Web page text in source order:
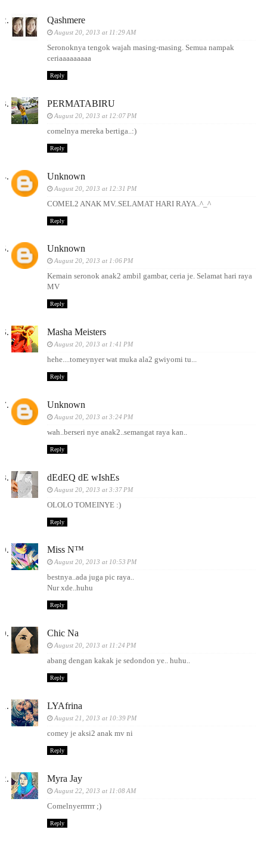
Qashmere
August 20, 2013 at 11:29 AM
Seronoknya tengok wajah masing-masing. Semua nampak
ceriaaaaaaaaa
Reply
PERMATABIRU
August 20, 2013 at 12:07 PM
comelnya mereka bertiga..:)
Reply
Unknown
August 20, 2013 at 12:31 PM
COMEL2 ANAK MV..SELAMAT HARI RAYA..^_^
Reply
Unknown
August 20, 2013 at 1:06 PM
Kemain seronok anak2 ambil gambar, ceria je. Selamat hari raya
MV
Reply
Masha Meisters
August 20, 2013 at 1:41 PM
hehe....tomeynyer wat muka ala2 gwiyomi tu...
Reply
Unknown
August 20, 2013 at 3:24 PM
wah..berseri nye anak2..semangat raya kan..
Reply
dEdEQ dE wIshEs
August 20, 2013 at 3:37 PM
OLOLO TOMEINYE :)
Reply
Miss N™
August 20, 2013 at 10:53 PM
bestnya..ada juga pic raya..
Nur xde..huhu
Reply
Chic Na
August 20, 2013 at 11:24 PM
abang dengan kakak je sedondon ye.. huhu..
Reply
LYAfrina
August 21, 2013 at 10:39 PM
comey je aksi2 anak mv ni
Reply
Myra Jay
August 22, 2013 at 11:08 AM
Comelnyerrrrrr ;)
Reply